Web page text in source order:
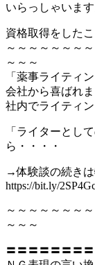
いらっしゃいます
資格取得をした
～～～～～～～
～～～
「薬事ライティ
会社から喜ばれ
社内でライティ
「ライターとし
ら・・・・
→体験談の続き
https://bit.ly/
～～～～～～～
～～～
〓〓〓〓〓〓〓